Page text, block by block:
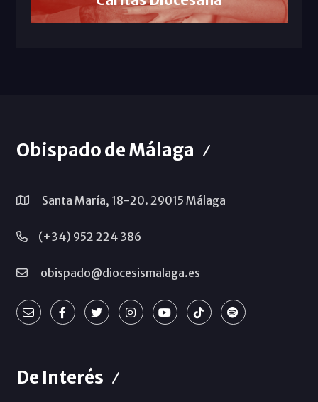
Obispado de Málaga
Santa María, 18-20. 29015 Málaga
(+34) 952 224 386
obispado@diocesismalaga.es
De Interés